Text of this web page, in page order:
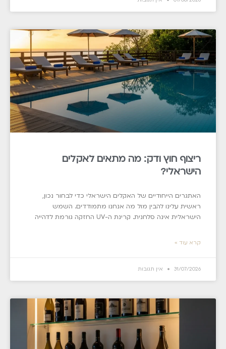
ריצוף חוץ ודק: מה מתאים לאקלים
הישראלי?
האתגרים הייחודיים של האקלים הישראלי כדי לבחור נכון,
ראשית עלינו להבין מול מה אנחנו מתמודדים. השמש
הישראלית אינה סלחנית. קרינת ה-UV החזקה גורמת לדהייה
קרא עוד »
31/07/2026 אין תגובות